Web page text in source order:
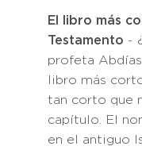
El libro más
Testamento -
profeta
libro más
tan corto que
capítulo. El
en el antiguo